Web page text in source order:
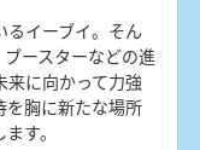
ビヨンなどの空
、そらとぶピカ
でいる様子が描
ンパクトのあるレ
。エンジンの内
イーブイ。そん
ースターなどの進
来に向かって力強
を胸に新たな場所
す。